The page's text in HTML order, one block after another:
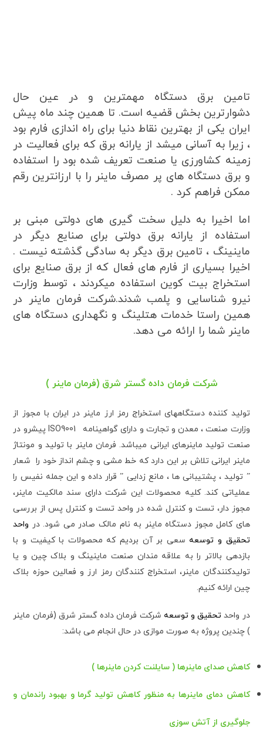
تامین برق دستگاه مهمترین و در عین حال
دشوارترین بخش قضیه است. تا همین چند ماه پیش
ایران یکی از بهترین نقاط دنیا برای راه اندازی فارم بود
، زیرا به آسانی میشد از یارانه برق که برای فعالیت در
زمینه کشاورزی یا صنعت تعریف شده بود را استفاده
و برق دستگاه های پر مصرف ماینر را با ارزانترین رقم
ممکن فراهم کرد .
اما اخیرا به دلیل سخت گیری های دولتی مبنی بر
استفاده از یارانه برق دولتی برای صنایع دیگر در
ماینینگ ، تامین برق دیگر به سادگی گذشته نیست .
اخیرا بسیاری از فارم های فعال که از برق صنایع برای
استخراج بیت کوین استفاده میکردند ، توسط وزارت
نیرو شناسایی و پلمب شدند.شرکت فرمان ماینر در
همین راستا خدمات هتلینگ و نگهداری دستگاه های
ماینر شما را ارائه می دهد.
شرکت فرمان داده گستر شرق (فرمان ماینر )
تولید کننده دستگاههای استخراج رمز ارز ماینر در ایران با مجوز از
وزارت صنعت ، معدن و تجارت و دارای گواهینامه ISO9001 پیشرو در
صنعت تولید ماینرهای ایرانی میباشد. فرمان ماینر با تولید و مونتاژ
ماینر ایرانی تلاش بر این دارد که خط مشی و چشم انداز خود را شعار
” تولید ، پشتیبانی ها ، مانع زدایی ” قرار داده و این جمله نفیس را
عملیاتی کند. کلیه محصولات این شرکت دارای سند مالکیت ماینر،
مجوز دار، تست و کنترل شده در واحد تست و کنترل پس از بررسی
های کامل مجوز دستگاه ماینر به نام مالک صادر می شود. در واحد
تحقیق و توسعه سعی بر آن بردیم که محصولات با کیفیت و با
بازدهی بالاتر را به علاقه مندان صنعت ماینینگ و بلاک چین و یا
تولیدکنندگان ماینر، استخراج کنندگان رمز ارز و فعالین حوزه بلاک
چین ارائه کنیم.
در واحد تحقیق و توسعه شرکت فرمان داده گستر شرق (فرمان ماینر
) چندین پروژه به صورت موازی در حال انجام می باشد:
کاهش صدای ماینرها ( سایلنت کردن ماینرها )
کاهش دمای ماینرها به منظور کاهش تولید گرما و بهبود راندمان و
جلوگیری از آتش سوزی